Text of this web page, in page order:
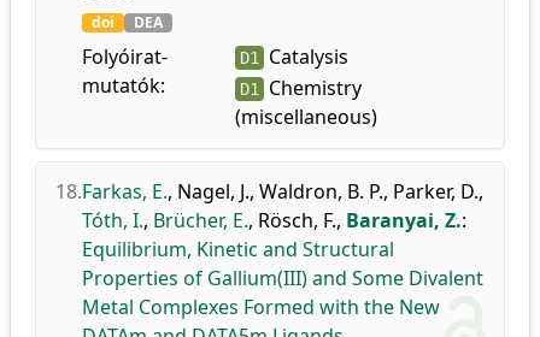
doi DEA
Folyóirat-
mutatók:
D1 Catalysis
D1
Chemistry
(miscellaneous)
18.Farkas, E., Nagel, J., Waldron, B. P., Parker, D.,
Tóth, I., Brücher, E., Rösch, F., Baranyai, Z.:
Equilibrium, Kinetic and Structural
Properties of Gallium(III) and Some Divalent
Metal Complexes Formed with the New